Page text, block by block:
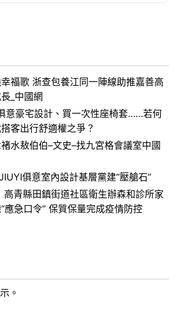
福歌 浙查包養江同一陣線助推嘉善高
_中國網
意豪宅設計、買一次性座椅套……若何
客出行舒適權之爭？
水敖伯伯–文史–找九宮格會議室中國
俱意室內設計基層黨建“壓艙石”
高青縣田鎮街道社區衛生辦森和診所家
應急口令” 保質保量完成疫情防控
。